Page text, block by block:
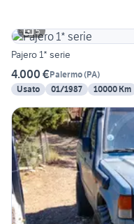
5
Pajero 1* serie
4.000 €Palermo(PA)
Usato
01/1987 10000 Km